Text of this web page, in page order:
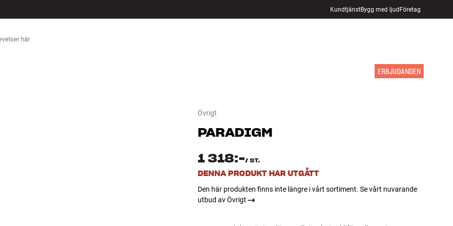
KundtjänstBygg med ljudFöretag
ERBJUDANDEN
Övrigt
PARADIGM
1 318:-/ ST.
DENNA PRODUKT HAR UTGÅTT
Den här produkten finns inte längre i vårt sortiment. Se vårt nuvarande
utbud av Övrigt